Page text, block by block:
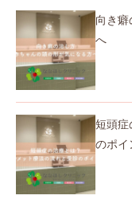
向き
へ
短頭症
のポイ